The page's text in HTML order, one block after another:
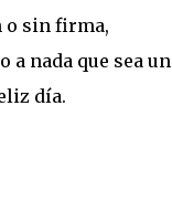
o sin firma,
a nada que sea un
día.